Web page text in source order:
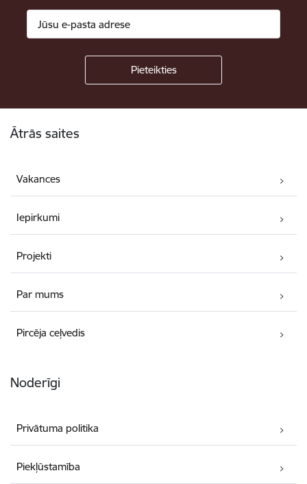
Ātrās saites
Vakances
Iepirkumi
Projekti
Par mums
Pircēja ceļvedis
Noderīgi
Privātuma politika
Piekļūstamība